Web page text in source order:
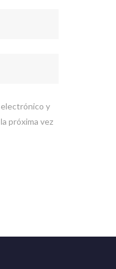
y
próxima vez